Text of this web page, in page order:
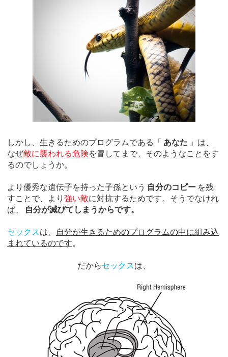
しかし、生きるためのプログラムである「 あなた 」は、
なぜ敵に襲われる危険を冒してまで、そのようなことをす
るのでしょうか。
より優秀な遺伝子を持った子孫という 自分のコピー を残
すことで、より 強い敵に対抗するためです。そうでなけれ
ば、
自分が滅びてしまうからです。
セックスは、
自分が生きるためのプログラムの中に組み込
まれているのです。
だからセックスは、